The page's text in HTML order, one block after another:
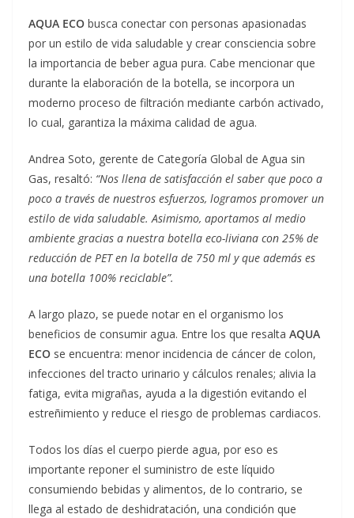
AQUA ECO busca conectar con personas apasionadas
por un estilo de vida saludable y crear consciencia sobre
la importancia de beber agua pura. Cabe mencionar que
durante la elaboración de la botella, se incorpora un
moderno proceso de filtración mediante carbón activado,
lo cual, garantiza la máxima calidad de agua.
Andrea Soto, gerente de Categoría Global de Agua sin
Gas, resaltó: “Nos llena de satisfacción el saber que poco a
poco a través de nuestros esfuerzos, logramos promover un
estilo de vida saludable. Asimismo, aportamos al medio
ambiente gracias a nuestra botella eco-liviana con 25% de
reducción de PET en la botella de 750 ml y que además es
una botella 100% reciclable”.
A largo plazo, se puede notar en el organismo los
beneficios de consumir agua. Entre los que resalta AQUA
ECO se encuentra: menor incidencia de cáncer de colon,
infecciones del tracto urinario y cálculos renales; alivia la
fatiga, evita migrañas, ayuda a la digestión evitando el
estreñimiento y reduce el riesgo de problemas cardiacos.
Todos los días el cuerpo pierde agua, por eso es
importante reponer el suministro de este líquido
consumiendo bebidas y alimentos, de lo contrario, se
llega al estado de deshidratación, una condición que